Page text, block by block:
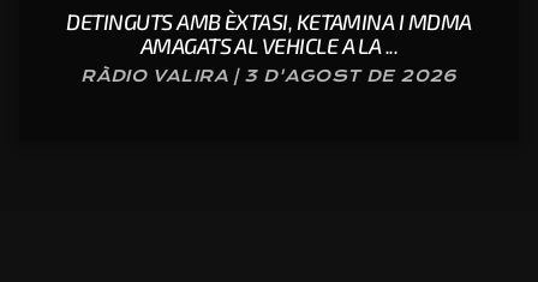
DETINGUTS AMB ÈXTASI, KETAMINA I MDMA
AMAGATS AL VEHICLE A LA ...
RÀDIO VALIRA | 3 D'AGOST DE 2026